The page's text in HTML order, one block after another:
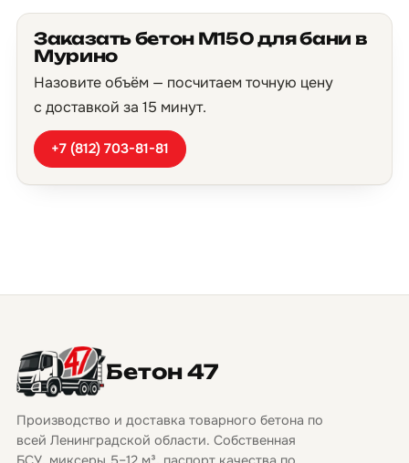
Заказать бетон М150 для бани в
Мурино
Назовите объём — посчитаем точную цену
с доставкой за 15 минут.
+7 (812) 703-81-81
Бетон 47
Производство и доставка товарного бетона по
всей Ленинградской области. Собственная